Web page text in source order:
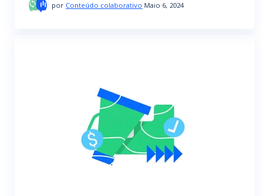
por Conteúdo colaborativo Maio 6, 2024